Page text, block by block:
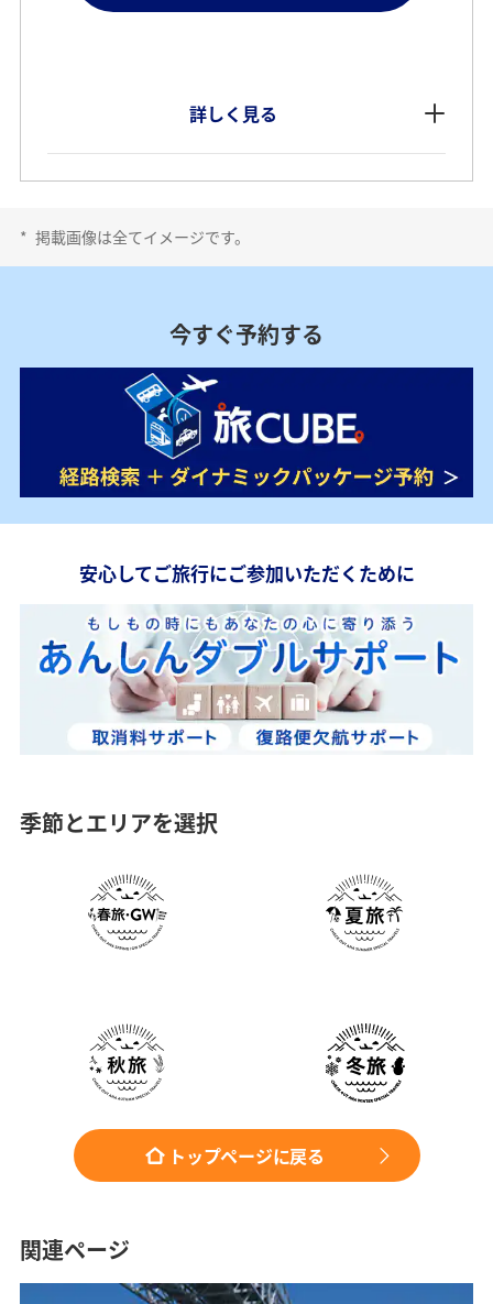
詳しく見る
* 掲載画像は全てイメージです。
今すぐ予約する
安心してご旅行にご参加いただくために
季節とエリアを選択
トップページに戻る
関連ページ